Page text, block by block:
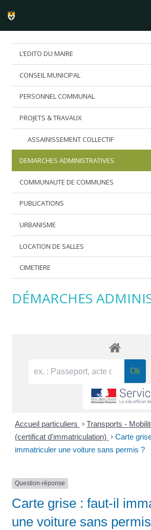
L’EDITO DU MAIRE
CONSEIL MUNICIPAL
PERSONNEL COMMUNAL
PROJETS & TRAVAUX
ASSAINISSEMENT COLLECTIF
DEMARCHES ADMINISTRATIVES
COMMUNAUTE DE COMMUNES
PUBLICATIONS
URBANISME
LOCATION DE SALLES
CIMETIERE
DÉMARCHES
Accueil particuliers > Transports -
(certificat d'immatriculation) > Carte
immatriculer une voiture sans permis ?
Question-réponse
Carte grise : faut-il
une voiture sans